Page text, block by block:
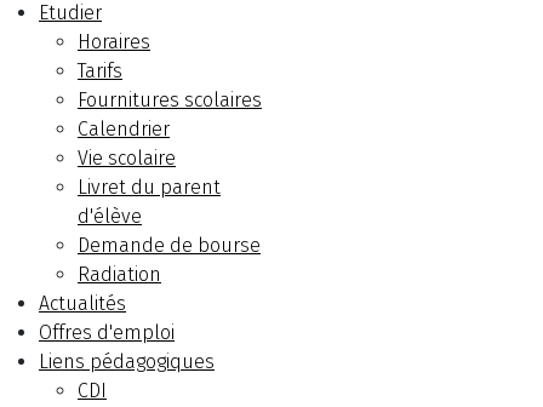
Etudier
Horaires
Tarifs
Fournitures scolaires
Calendrier
Vie scolaire
Livret du parent
d'élève
Demande de bourse
Radiation
Actualités
Offres d'emploi
Liens pédagogiques
CDI